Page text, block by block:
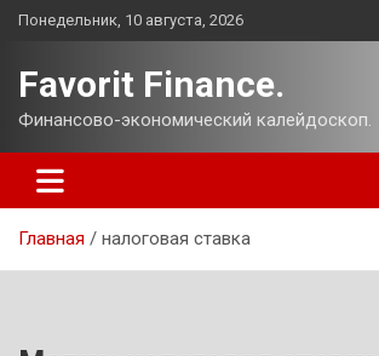
Перейти
Понедельник, 10 августа, 2026
Favorit Finance.
Финансово-экономический калейдоскоп.
Главная налоговая ставка